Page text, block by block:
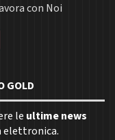
con Noi
GOLD
le ultime news
elettronica.